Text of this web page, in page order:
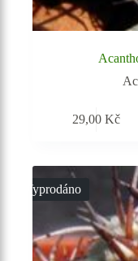
29,00Kč
Vyprodáno